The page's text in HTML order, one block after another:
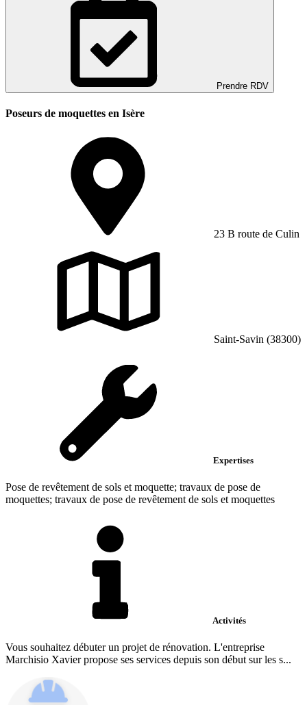
Prendre RDV
Poseurs de moquettes en Isère
23 B route de Culin
Saint-Savin (38300)
Expertises
Pose de revêtement de sols et moquette; travaux de pose de
moquettes; travaux de pose de revêtement de sols et moquettes
Activités
Vous souhaitez débuter un projet de rénovation. L'entreprise
Marchisio Xavier propose ses services depuis son début sur les s...